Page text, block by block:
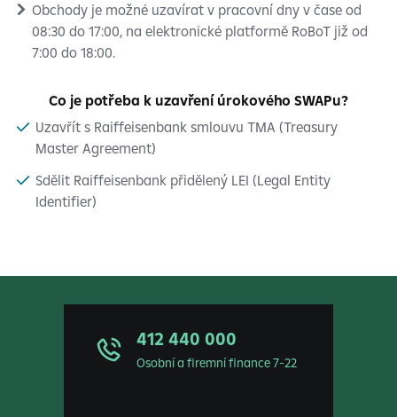
Obchody je možné uzavírat v pracovní dny v čase od
08:30 do 17:00, na elektronické platformě RoBoT již od
7:00 do 18:00.
Co je potřeba k uzavření úrokového SWAPu?
Uzavřít s Raiffeisenbank smlouvu TMA (Treasury
Master Agreement)
Sdělit Raiffeisenbank přidělený LEI (Legal Entity
Identifier)
412 440 000
Osobní a firemní finance 7-22